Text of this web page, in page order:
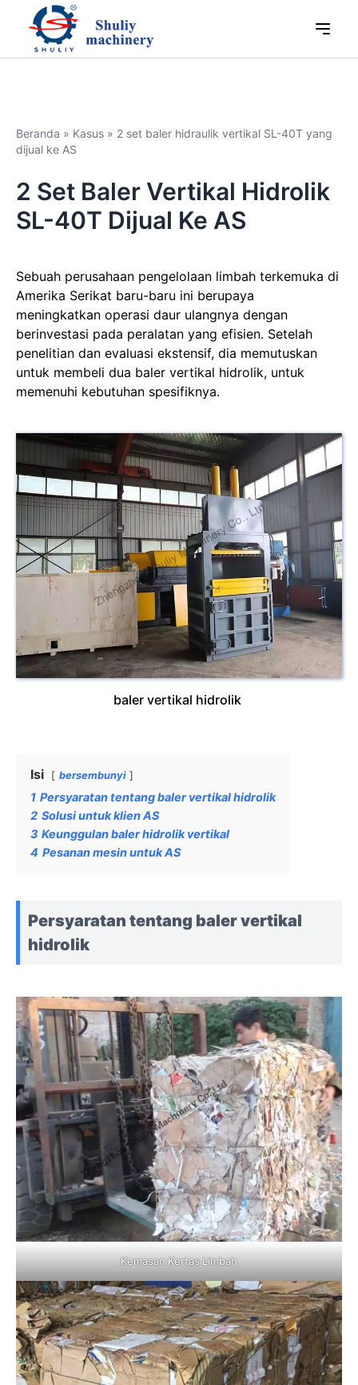
Beranda » Kasus » 2 set baler hidraulik vertikal SL-40T yang
dijual ke AS
2 Set Baler Vertikal Hidrolik
SL-40T Dijual Ke AS
Sebuah perusahaan pengelolaan limbah terkemuka di
Amerika Serikat baru-baru ini berupaya
meningkatkan operasi daur ulangnya dengan
berinvestasi pada peralatan yang efisien. Setelah
penelitian dan evaluasi ekstensif, dia memutuskan
untuk membeli dua baler vertikal hidrolik, untuk
memenuhi kebutuhan spesifiknya.
baler vertikal hidrolik
Isi bersembunyi
1 Persyaratan tentang baler vertikal hidrolik
2 Solusi untuk klien AS
3 Keunggulan baler hidrolik vertikal
4 Pesanan mesin untuk AS
Persyaratan tentang baler vertikal
hidrolik
Kemasan Kertas Limbah